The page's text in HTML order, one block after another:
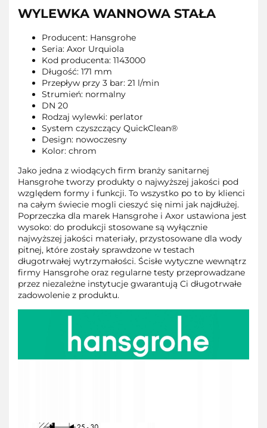
WYLEWKA WANNOWA STAŁA
Producent: Hansgrohe
Seria: Axor Urquiola
Kod producenta: 1143000
Długość: 171 mm
Przepływ przy 3 bar: 21 l/min
Strumień: normalny
DN 20
Rodzaj wylewki: perlator
System czyszczący QuickClean®
Design: nowoczesny
Kolor: chrom
Jako jedna z wiodących firm branży sanitarnej
Hansgrohe tworzy produkty o najwyższej jakości pod
względem formy i funkcji. To wszystko po to by klienci
na całym świecie mogli cieszyć się nimi jak najdłużej.
Poprzeczka dla marek Hansgrohe i Axor ustawiona jest
wysoko: do produkcji stosowane są wyłącznie
najwyższej jakości materiały, przystosowane dla wody
pitnej, które zostały sprawdzone w testach
długotrwałej wytrzymałości. Ścisłe wytyczne wewnątrz
firmy Hansgrohe oraz regularne testy przeprowadzane
przez niezależne instytucje gwarantują Ci długotrwałe
zadowolenie z produktu.